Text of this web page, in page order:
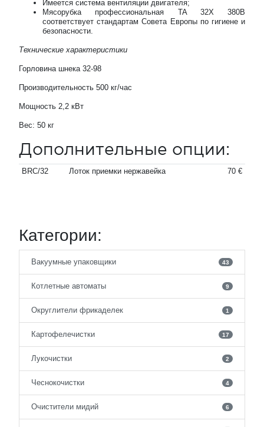
Имеется система вентиляции двигателя;
Мясорубка профессиональная TA 32X 380В
соответствует стандартам Совета Европы по гигиене и
безопасности.
Технические характеристики
Горловина шнека 32-98
Производительность 500 кг/час
Мощность 2,2 кВт
Вес: 50 кг
Дополнительные опции:
BRC/32 Лоток приемки нержавейка 70 €
Категории:
Вакуумные упаковщики 43
Котлетные автоматы 9
Округлители фрикаделек 1
Картофелечистки 17
Лукочистки 2
Чеснокочистки 4
Очистители мидий 6